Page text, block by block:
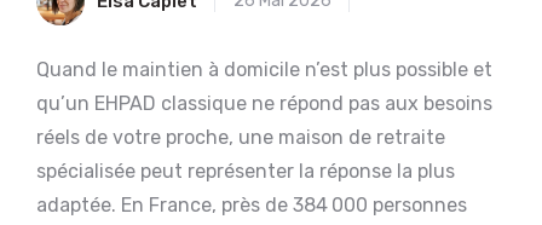
Quand le maintien à domicile n’est plus possible et
qu’un EHPAD classique ne répond pas aux besoins
réels de votre proche, une maison de retraite
spécialisée peut représenter la réponse la plus
adaptée. En France, près de 384 000 personnes